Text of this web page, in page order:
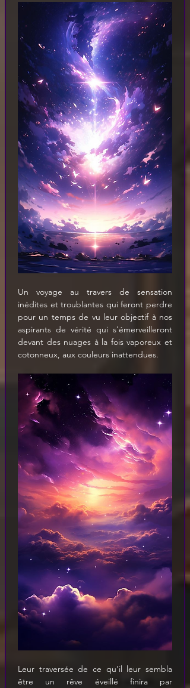
Un voyage au travers de sensation
inédites et troublantes qui feront perdre
pour un temps de vu leur objectif à nos
aspirants de vérité qui s'émerveilleront
devant des nuages à la fois vaporeux et
cotonneux, aux couleurs inattendues.
Leur traversée de ce qu'il leur sembla
être un rêve éveillé finira par